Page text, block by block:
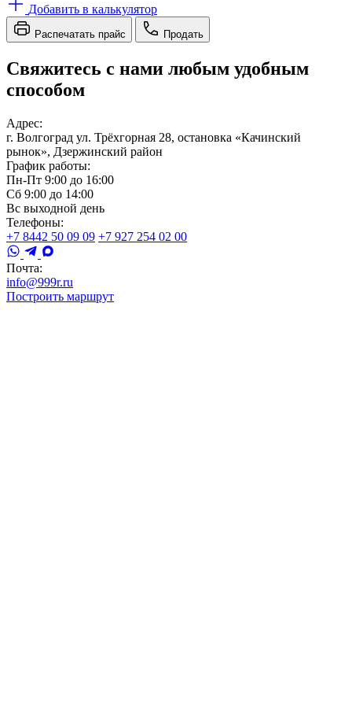
Добавить в калькулятор
Распечатать прайс Продать
Свяжитесь с нами любым удобным
способом
Адрес:
г. Волгоград ул. Трёхгорная 28, остановка «Качинский
рынок», Дзержинский район
График работы:
Пн-Пт 9:00 до 16:00
Сб 9:00 до 14:00
Вс выходной день
Телефоны:
+7 8442 50 09 09 +7 927 254 02 00
Почта:
info@999r.ru
Построить маршрут